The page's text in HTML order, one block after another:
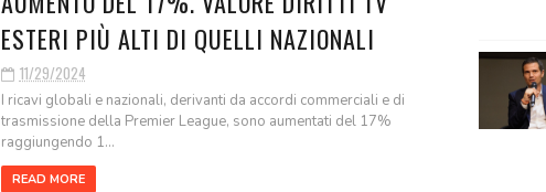
ESTERI PIÙ ALTI DI QUELLI NAZIONALI
11/29/2024
I ricavi globali e nazionali, derivanti da accordi commerciali e di
trasmissione della Premier League, sono aumentati del 17%
raggiungendo 1...
READ MORE